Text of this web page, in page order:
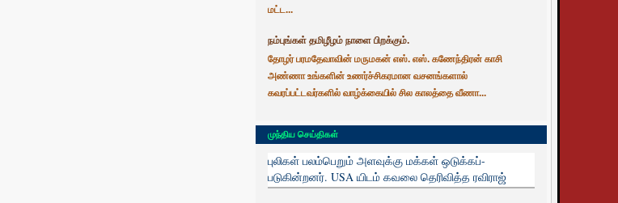
மட்ட...
நம்புங்கள் தமிழீழம் நாளை பிறக்கும்.
தோழர் பரமதேவாவின் மருமகன் எஸ். எஸ். கணேந்திரன் காசி
அண்ணா உங்களின் உணர்ச்சிகரமான வசனங்களால்
கவரப்பட்டவர்களில் வாழ்க்கையில் சில காலத்தை வீணா...
முந்திய செய்திகள்
புலிகள் பலம்பெறும் அளவுக்கு மக்கள் ஒடுக்கப்-
படுகின்றனர். USA யிடம் கவலை தெரிவித்த ரவிராஜ்